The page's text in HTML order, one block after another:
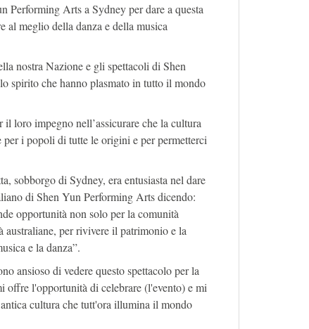
Performing Arts a Sydney per dare a questa
al meglio della danza e della musica
nostra Nazione e gli spettacoli di Shen
spirito che hanno plasmato in tutto il mondo
loro impegno nell’assicurare che la cultura
i popoli di tutte le origini e per permetterci
sobborgo di Sydney, era entusiasta nel dare
di Shen Yun Performing Arts dicendo:
opportunità non solo per la comunità
australiane, per rivivere il patrimonio e la
e la danza”.
ansioso di vedere questo spettacolo per la
offre l'opportunità di celebrare (l'evento) e mi
cultura che tutt'ora illumina il mondo